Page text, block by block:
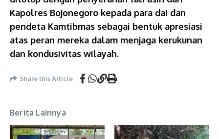
Kapolres Bojonegoro kepada para dai dan
pendeta Kamtibmas sebagai bentuk apresiasi
atas peran mereka dalam menjaga kerukunan
dan kondusivitas wilayah.
Share this Article
Berita Lainnya